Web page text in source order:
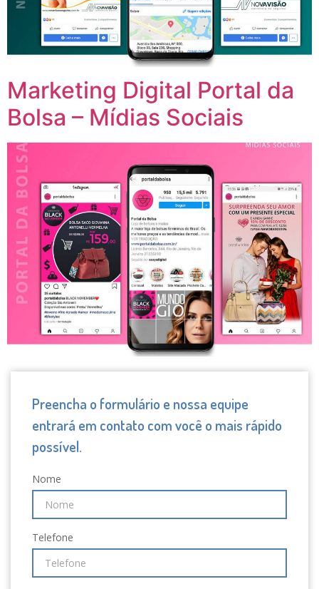
Marketing Digital Portal da
Bolsa – Mídias Sociais
Preencha o formulário e nossa equipe
entrará em contato com você o mais rápido
possível.
Nome
Telefone